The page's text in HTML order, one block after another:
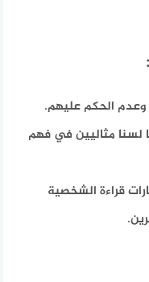
الحكم عليهم.
لسنا مثاليين في فهم
قراءة الشخصية